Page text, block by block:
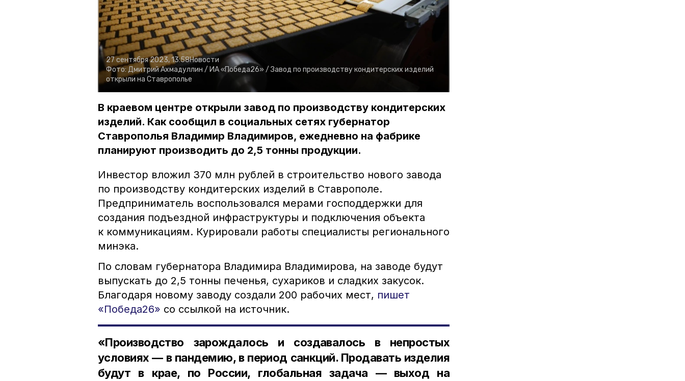
27 сентября 2023, 13:58Новости
Фото: Дмитрий Ахмадуллин / ИА «Победа26» / Завод по производству кондитерских изделий
открыли на Ставрополье
В краевом центре открыли завод по производству кондитерских
изделий. Как сообщил в социальных сетях губернатор
Ставрополья Владимир Владимиров, ежедневно на фабрике
планируют производить до 2,5 тонны продукции.
Инвестор вложил 370 млн рублей в строительство нового завода
по производству кондитерских изделий в Ставрополе.
Предприниматель воспользовался мерами господдержки для
создания подъездной инфраструктуры и подключения объекта
к коммуникациям. Курировали работы специалисты регионального
минэка.
По словам губернатора Владимира Владимирова, на заводе будут
выпускать до 2,5 тонны печенья, сухариков и сладких закусок.
Благодаря новому заводу создали 200 рабочих мест, пишет
«Победа26» со ссылкой на источник.
«Производство зарождалось и создавалось в непростых
условиях — в пандемию, в период санкций. Продавать изделия
будут в крае, по России, глобальная задача — выход на